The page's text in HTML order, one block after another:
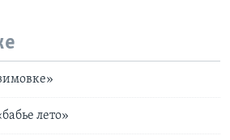
лето»